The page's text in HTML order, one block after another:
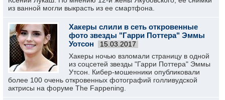
из ванной могли выкрасть из ее смартфона.
Хакеры слили в сеть откровенные
фото звезды "Гарри Поттера" Эммы
Уотсон
15.03.2017
Хакеры ночью взломали страницу в одной
из соцсетей звезды "Гарри Поттера" Эммы
Утсон. Кибер-мошенники опубликовали
более 100 очень откровенных фотографий голливудской
актрисы на форуме The Fappening.